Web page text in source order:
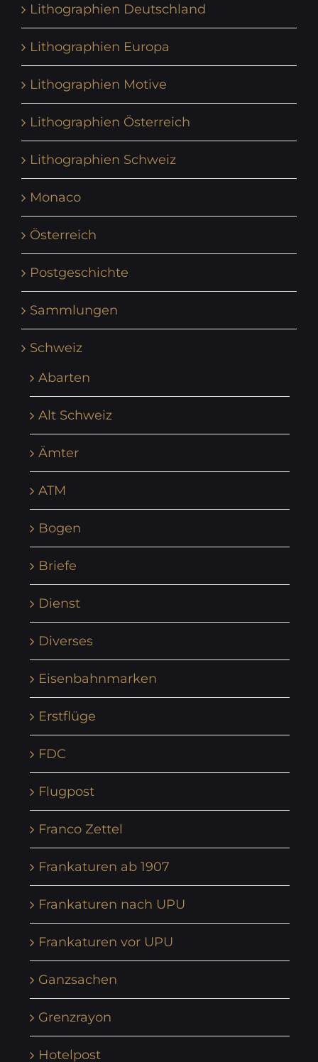
Lithographien Deutschland
Lithographien Europa
Lithographien Motive
Lithographien Österreich
Lithographien Schweiz
Monaco
Österreich
Postgeschichte
Sammlungen
Schweiz
Abarten
Alt Schweiz
Ämter
ATM
Bogen
Briefe
Dienst
Diverses
Eisenbahnmarken
Erstflüge
FDC
Flugpost
Franco Zettel
Frankaturen ab 1907
Frankaturen nach UPU
Frankaturen vor UPU
Ganzsachen
Grenzrayon
Hotelpost